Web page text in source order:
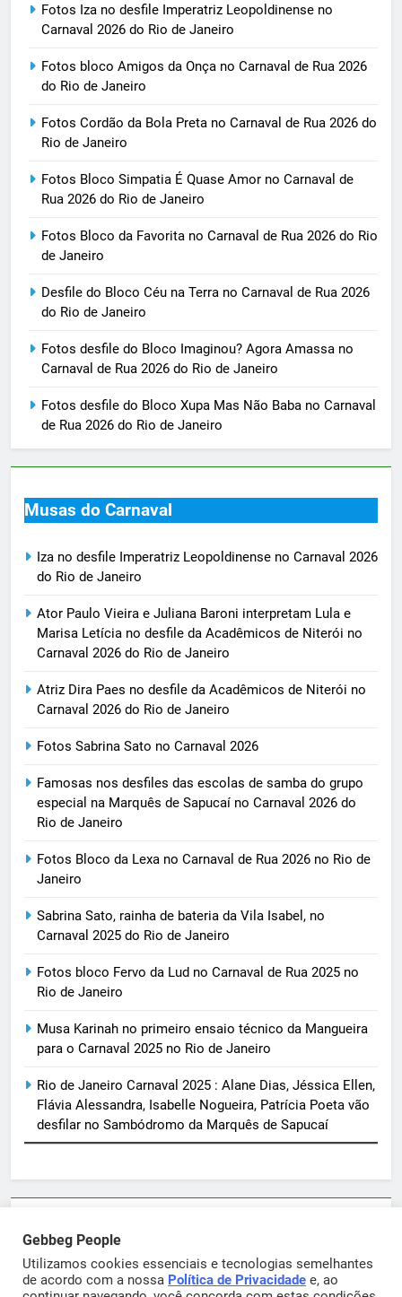
Fotos Iza no desfile Imperatriz Leopoldinense no
Carnaval 2026 do Rio de Janeiro
Fotos bloco Amigos da Onça no Carnaval de Rua 2026
do Rio de Janeiro
Fotos Cordão da Bola Preta no Carnaval de Rua 2026 do
Rio de Janeiro
Fotos Bloco Simpatia É Quase Amor no Carnaval de
Rua 2026 do Rio de Janeiro
Fotos Bloco da Favorita no Carnaval de Rua 2026 do Rio
de Janeiro
Desfile do Bloco Céu na Terra no Carnaval de Rua 2026
do Rio de Janeiro
Fotos desfile do Bloco Imaginou? Agora Amassa no
Carnaval de Rua 2026 do Rio de Janeiro
Fotos desfile do Bloco Xupa Mas Não Baba no Carnaval
de Rua 2026 do Rio de Janeiro
Musas do Carnaval
Iza no desfile Imperatriz Leopoldinense no Carnaval 2026
do Rio de Janeiro
Ator Paulo Vieira e Juliana Baroni interpretam Lula e
Marisa Letícia no desfile da Acadêmicos de Niterói no
Carnaval 2026 do Rio de Janeiro
Atriz Dira Paes no desfile da Acadêmicos de Niterói no
Carnaval 2026 do Rio de Janeiro
Fotos Sabrina Sato no Carnaval 2026
Famosas nos desfiles das escolas de samba do grupo
especial na Marquês de Sapucaí no Carnaval 2026 do
Rio de Janeiro
Fotos Bloco da Lexa no Carnaval de Rua 2026 no Rio de
Janeiro
Sabrina Sato, rainha de bateria da Vila Isabel, no
Carnaval 2025 do Rio de Janeiro
Fotos bloco Fervo da Lud no Carnaval de Rua 2025 no
Rio de Janeiro
Musa Karinah no primeiro ensaio técnico da Mangueira
para o Carnaval 2025 no Rio de Janeiro
Rio de Janeiro Carnaval 2025 : Alane Dias, Jéssica Ellen,
Flávia Alessandra, Isabelle Nogueira, Patrícia Poeta vão
desfilar no Sambódromo da Marquês de Sapucaí
sortimentos@yahoo.com.br
Gebbeg People
Utilizamos cookies essenciais e tecnologias semelhantes
de acordo com a nossa Política de Privacidade e, ao